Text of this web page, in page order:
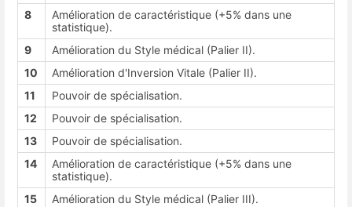
8
Amélioration de caractéristique (+5% dans une
statistique).
9
Amélioration du Style médical (Palier II).
10
Amélioration d'Inversion Vitale (Palier II).
11
Pouvoir de spécialisation.
12
Pouvoir de spécialisation.
13
Pouvoir de spécialisation.
14
Amélioration de caractéristique (+5% dans une
statistique).
15
Amélioration du Style médical (Palier III).